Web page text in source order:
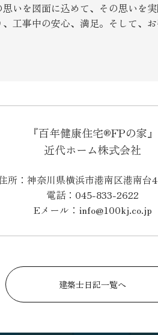
思いを図面に込めて、その思いを
、工事中の安心、満足。そして、
『百年健康住宅®FPの家』
近代ホーム株式会社
所：神奈川県横浜市港南区港南台
電話：045-833-2622
Eメール：info@100kj.co.jp
建築士日記一覧へ